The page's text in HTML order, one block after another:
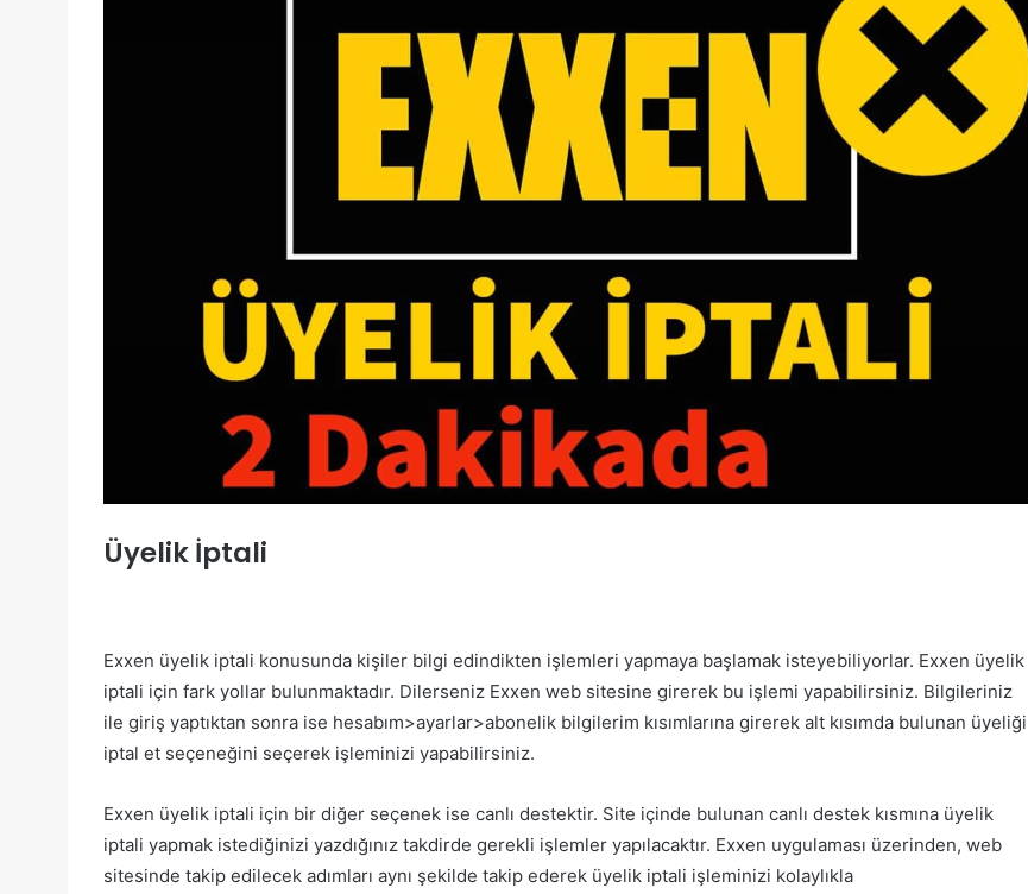
Üyelik İptali
Exxen üyelik iptali konusunda kişiler bilgi edindikten işlemleri yapmaya başlamak isteyebiliyorlar. Exxen üyelik
iptali için fark yollar bulunmaktadır. Dilerseniz Exxen web sitesine girerek bu işlemi yapabilirsiniz. Bilgileriniz
ile giriş yaptıktan sonra ise hesabım>ayarlar>abonelik bilgilerim kısımlarına girerek alt kısımda bulunan üyeliği
iptal et seçeneğini seçerek işleminizi yapabilirsiniz.
Exxen üyelik iptali için bir diğer seçenek ise canlı destektir. Site içinde bulunan canlı destek kısmına üyelik
iptali yapmak istediğinizi yazdığınız takdirde gerekli işlemler yapılacaktır. Exxen uygulaması üzerinden, web
sitesinde takip edilecek adımları aynı şekilde takip ederek üyelik iptali işleminizi kolaylıkla